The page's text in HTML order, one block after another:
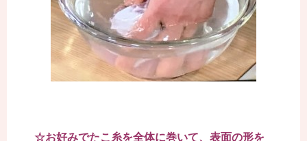
☆お好みでたこ糸を全体に巻いて、表面の形を